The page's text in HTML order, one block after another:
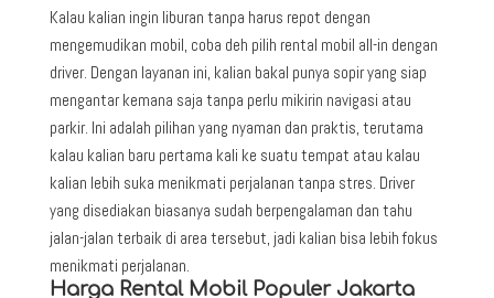
Kalau kalian ingin liburan tanpa harus repot dengan
mengemudikan mobil, coba deh pilih rental mobil all-in dengan
driver. Dengan layanan ini, kalian bakal punya sopir yang siap
mengantar kemana saja tanpa perlu mikirin navigasi atau
parkir. Ini adalah pilihan yang nyaman dan praktis, terutama
kalau kalian baru pertama kali ke suatu tempat atau kalau
kalian lebih suka menikmati perjalanan tanpa stres. Driver
yang disediakan biasanya sudah berpengalaman dan tahu
jalan-jalan terbaik di area tersebut, jadi kalian bisa lebih fokus
menikmati perjalanan.
Harga Rental Mobil Populer Jakarta